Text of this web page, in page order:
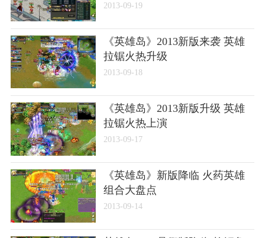
2013-09-19
《英雄岛》2013新版来袭 英雄
拉锯火热升级
2013-09-18
《英雄岛》2013新版升级 英雄
拉锯火热上演
2013-09-17
《英雄岛》新版降临 火药英雄
组合大盘点
2013-09-14